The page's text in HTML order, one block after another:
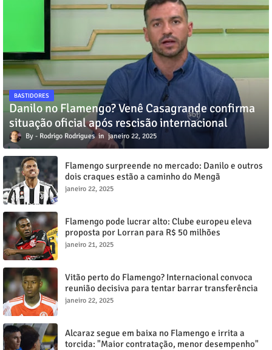
BASTIDORES
Danilo no Flamengo? Venê Casagrande confirma
situação oficial após rescisão internacional
Rodrigo Rodrigues janeiro 22, 2025
Flamengo surpreende no mercado: Danilo e outros
dois craques estão a caminho do Mengã
janeiro 22, 2025
Flamengo pode lucrar alto: Clube europeu eleva
proposta por Lorran para R$ 50 milhões
janeiro 21, 2025
Vitão perto do Flamengo? Internacional convoca
reunião decisiva para tentar barrar transferência
milionária
janeiro 22, 2025
Alcaraz segue em baixa no Flamengo e irrita a
torcida: "Maior contratação, menor desempenho"